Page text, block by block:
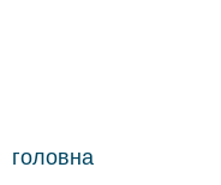
головна